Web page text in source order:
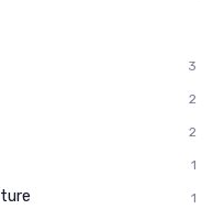
3
2
2
1
1